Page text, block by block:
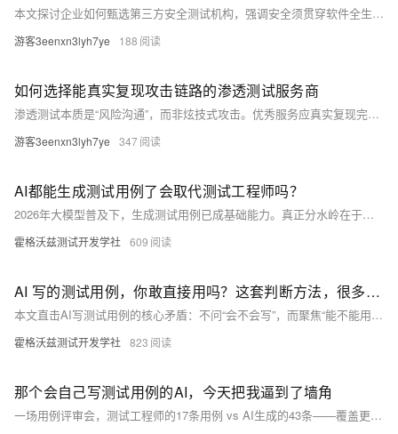
本文探讨企业如何甄选第三方安全测试机构，强调安全须贯穿软件全生命周期。重点评估三方面：服务深度（攻击者视角设计、自动化集成CI/CD、白盒/模糊等深度测试）、流程可靠性（漏洞闭环管理、逃逸率追踪、CMA/CNAS等资质）及战略协同性（POC验证、知识转移、长期共建）。助力企业构建内生安全能力。（239字）
游客3eenxn3lyh7ye 188
如何选择能真实复现攻击链路的渗透测试服务商
渗透测试本质是“风险沟通”，而非炫技式攻击。优秀服务应真实复现完整攻击链路，聚焦业务风险、提供可操作修复建议，并形成闭环改进。选择时需关注服务商是否具备深度信息收集、严谨验证、攻击链模拟等七大基本功，及CCRC/CMA等权威资质。（239字）
游客3eenxn3lyh7ye 347
AI都能生成测试用例了会取代测试工程师吗？
2026年大模型普及下，生成测试用例已成基础能力。真正分水岭在于：是被动使用AI输出，还是构建工程化生成体系——涵盖需求结构化、状态建模、提示词设计与自动校验。测试工程师的核心价值正从“写用例”跃升为“设计生成系统”。
霍格沃兹测试开发学社 609
AI 写的测试用例，你敢直接用吗？这套判断方法，很多团队正在用
本文直击AI写测试用例的核心矛盾：不问“会不会写”，而聚焦“能不能用”。提出四大落地判断标准——业务贴合度、可执行性、异常覆盖力、规范一致性，帮测试工程师快速甄别AI用例价值，实现从“生成即用”到“工程化采纳”的跃升。
霍格沃兹测试开发学社 823
那个会自己写测试用例的AI，今天把我逼到了墙角
一场用例评审会，测试工程师的17条用例 vs AI生成的43条——覆盖更全、维度更广、耗时仅43秒。震撼之余，他发现AI无经验盲区，而人有判断力与历史洞察。二者不是替代，而是互补：AI拓广度，人守深度。被逼到墙角，他选择翻越。